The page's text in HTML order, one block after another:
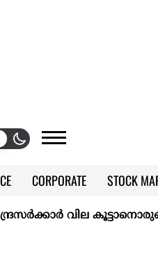
CORPORATE
STOCK
വില